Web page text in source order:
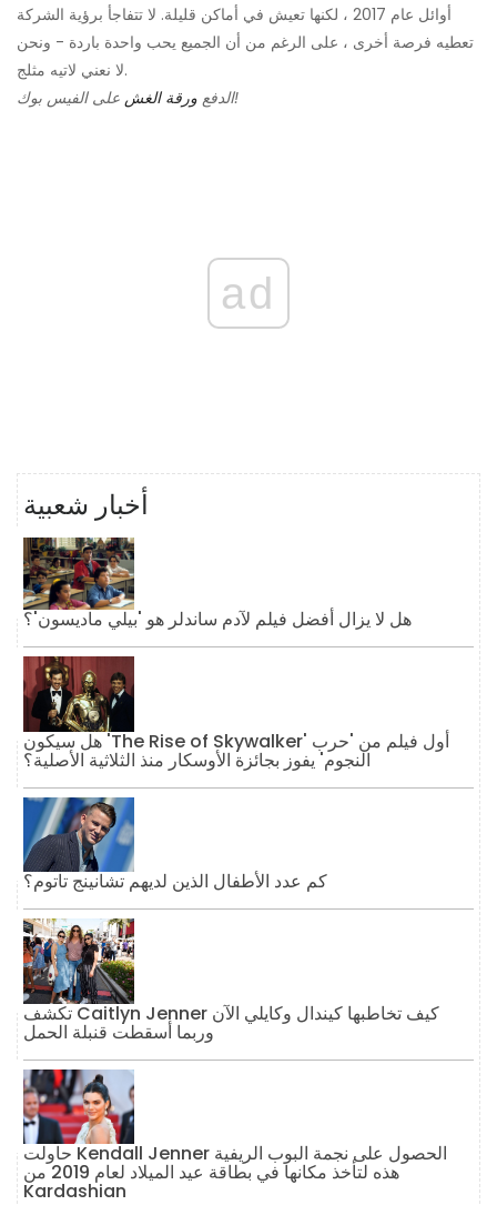
أوائل عام 2017 ، لكنها تعيش في أماكن قليلة. لا تتفاجأ برؤية الشركة
تعطيه فرصة أخرى ، على الرغم من أن الجميع يحب واحدة باردة - ونحن
لا نعني لاتيه مثلج.
الدفع ورقة الغش على الفيس بوك!
ad
أخبار شعبية
هل لا يزال أفضل فيلم لآدم ساندلر هو 'بيلي ماديسون'؟
هل سيكون 'The Rise of Skywalker' أول فيلم من 'حرب
النجوم' يفوز بجائزة الأوسكار منذ الثلاثية الأصلية؟
كم عدد الأطفال الذين لديهم تشانينج تاتوم؟
تكشف Caitlyn Jenner كيف تخاطبها كيندال وكايلي الآن
وربما أسقطت قنبلة الحمل
حاولت Kendall Jenner الحصول على نجمة البوب ​​الريفية
هذه لتأخذ مكانها في بطاقة عيد الميلاد لعام 2019 من
Kardashian